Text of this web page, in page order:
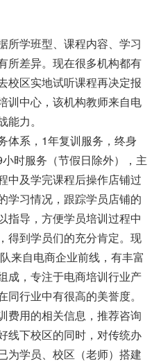
所学班型、课程内容、学习
所差异。现在很多机构都有
校区实地试听课程再决定报
训中心，该机构教师来自电
力。
体系，1年复训服务，终身
时服务（节假日除外），主
中及学完课程后操作店铺过
学习情况，跟踪学员店铺的
指导，方便学员培训过程中
得到学员们的充分肯定。现
来自电商企业前线，有丰富
成，专注于电商培训行业产
行业中有很高的美誉度。
费用的相关信息，推荐咨询
线下校区的同时，对传统办
为学员、校区（老师）搭建